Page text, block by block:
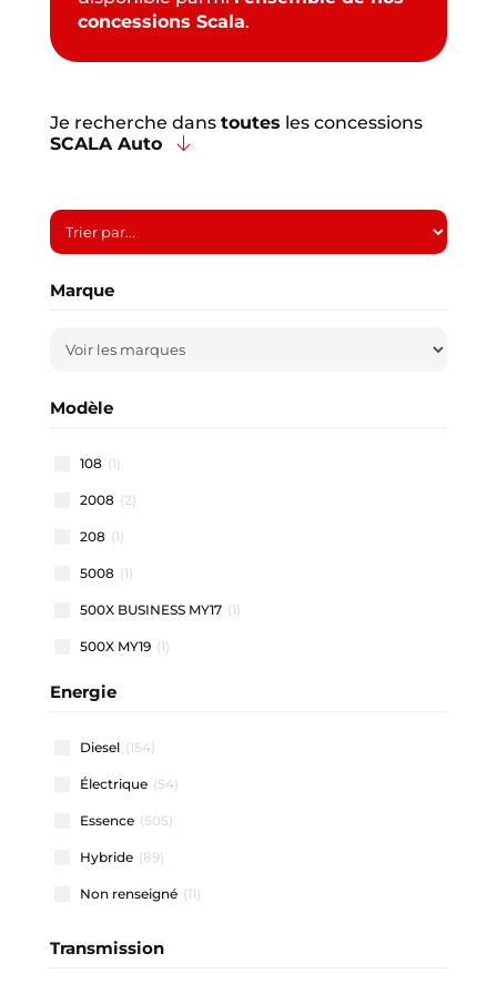
concessions Scala.
Je recherche dans toutes les concessions
SCALA Auto
Marque
Modèle
108 (1)
2008 (2)
208 (1)
5008 (1)
500X BUSINESS MY17 (1)
500X MY19 (1)
500X MY22
911 CARRERA COUPE
A1 ALLSTREET
A1 SPORTBACK
A3 ALLSTREET
A3 BERLINE (1)
A3 SPORTBACK
Energie
Diesel (154)
Électrique (54)
Essence (505)
Hybride (89)
Non renseigné (11)
Transmission